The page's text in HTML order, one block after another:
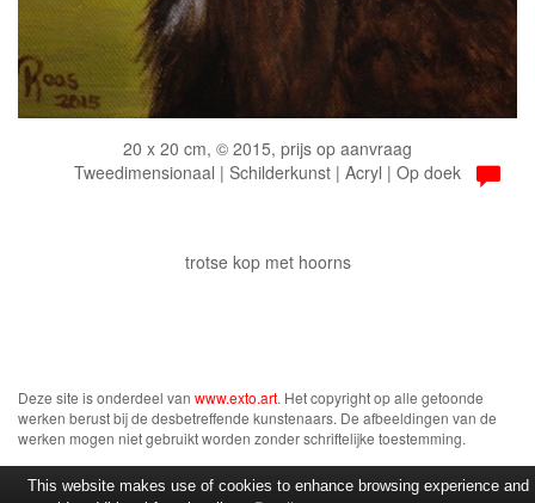
20 x 20 cm, © 2015, prijs op aanvraag
Tweedimensionaal | Schilderkunst | Acryl | Op doek
trotse kop met hoorns
Deze site is onderdeel van www.exto.art. Het copyright op alle getoonde
werken berust bij de desbetreffende kunstenaars. De afbeeldingen van de
werken mogen niet gebruikt worden zonder schriftelijke toestemming.
This website makes use of cookies to enhance browsing experience and